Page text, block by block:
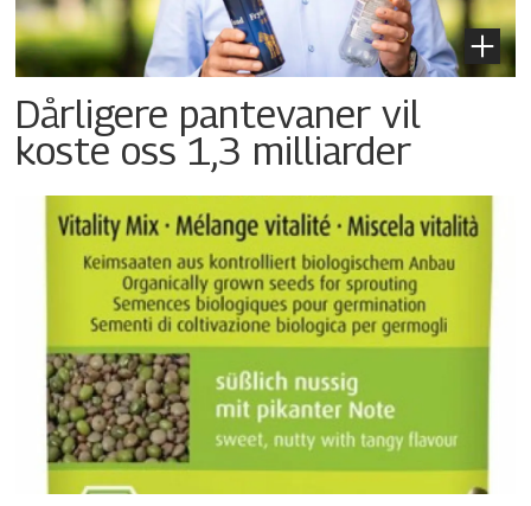
Dårligere pantevaner vil
koste oss 1,3 milliarder